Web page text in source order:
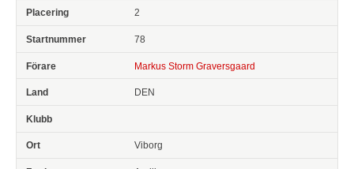
2
78
Markus Storm Graversgaard
DEN
Viborg